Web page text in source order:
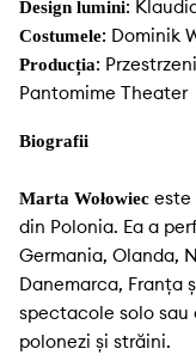
Design lumini:
Costumele: Dominik
Producția:
Pantomime Theater
Biografii
Marta Wołowiec este
din Polonia. Ea a
Germania, Olanda,
Danemarca, Franța
spectacole solo
polonezi și străini.